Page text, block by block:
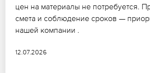
цен на материалы не потребуется.
смета и соблюдение сроков —
нашей компании .
12.07.2026